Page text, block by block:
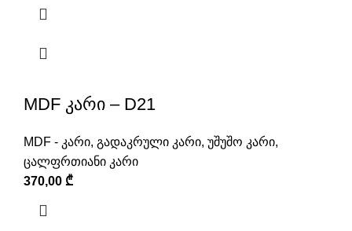
MDF კარი – D21
MDF - კარი, გადაკრული კარი, უშუშო კარი,
ცალფრთიანი კარი
370,00 ₾